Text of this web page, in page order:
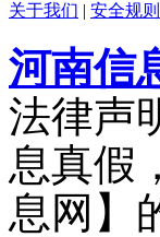
关于我们 | 安全规则
河南信
法律声
息真假
息网】